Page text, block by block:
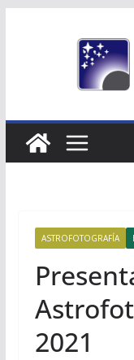
ASTROFOTOGRAFÍA
2021